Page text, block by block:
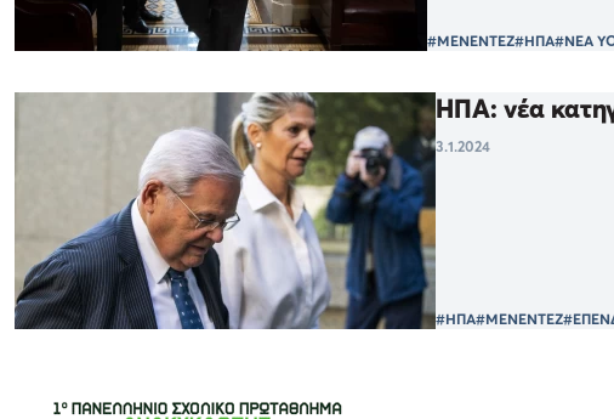
#ΜΕΝΕΝΤΕΖ#ΗΠΑ#ΝΕΑ
ΗΠΑ: νέα
3.1.2024
#ΗΠΑ#ΜΕΝΕΝΤΕΖ